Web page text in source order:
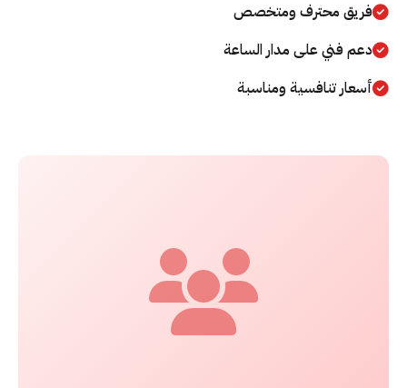
فريق محترف ومتخصص
دعم فني على مدار الساعة
أسعار تنافسية ومناسبة